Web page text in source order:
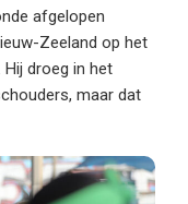
afgelopen
Zeeland op het
Hij droeg in het
maar dat